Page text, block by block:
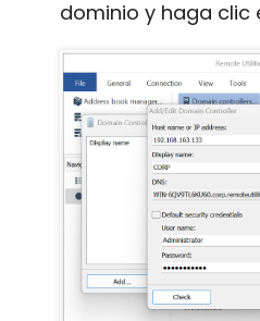
dominio y haga clic